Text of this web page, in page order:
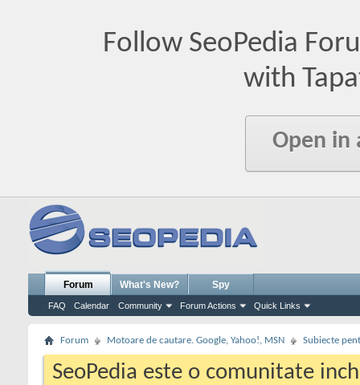
Follow SeoPedia
with
Open in
Forum
FAQ Calendar Community Forum Actions Quick Links
What's New? Spy
Forum Motoare de cautare. Google, Yahoo!, MSN Subiecte
SeoPedia este o comunitate